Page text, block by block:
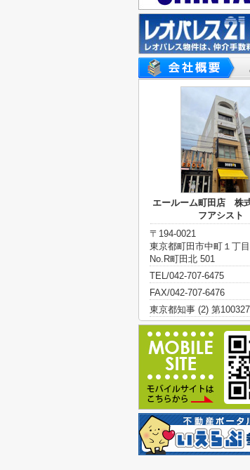
エールーム町田店 株
フアシスト
〒194-0021
東京都町田市中町１丁
No.R町田北 501
TEL/042-707-6475
FAX/042-707-6476
東京都知事 (2) 第